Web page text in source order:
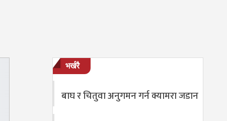
भर्खरै
बाघ र चितुवा अनुगमन गर्न क्यामरा जडान